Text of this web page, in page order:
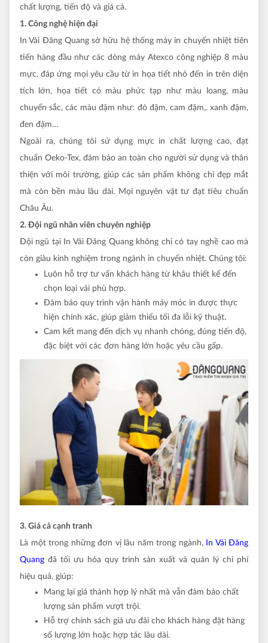
chất lượng, tiến độ và giá cả.
1. Công nghệ hiện đại
In Vải Đăng Quang sở hữu hệ thống máy in chuyển nhiệt tiên
tiến hàng đầu như các dòng máy Atexco công nghiệp 8 màu
mực, đáp ứng mọi yêu cầu từ in họa tiết nhỏ đến in trên diện
tích lớn, họa tiết có màu phức tạp như màu loang, màu
chuyển sắc, các màu đậm như: đỏ đậm, cam đậm,. xanh đậm,
đen đậm…
Ngoài ra, chúng tôi sử dụng mực in chất lượng cao, đạt
chuẩn Oeko-Tex, đảm bảo an toàn cho người sử dụng và thân
thiện với môi trường, giúp các sản phẩm không chỉ đẹp mắt
mà còn bền màu lâu dài. Mọi nguyên vật tư đạt tiêu chuẩn
Châu Âu.
2. Đội ngũ nhân viên chuyên nghiệp
Đội ngũ tại In Vải Đăng Quang không chỉ có tay nghề cao mà
còn giàu kinh nghiệm trong ngành in chuyển nhiệt. Chúng tôi:
Luôn hỗ trợ tư vấn khách hàng từ khâu thiết kế đến
chọn loại vải phù hợp.
Đảm bảo quy trình vận hành máy móc in được thực
hiện chính xác, giúp giảm thiểu tối đa lỗi kỹ thuật.
Cam kết mang đến dịch vụ nhanh chóng, đúng tiến độ,
đặc biệt với các đơn hàng lớn hoặc yêu cầu gấp.
3. Giá cả cạnh tranh
Là một trong những đơn vị lâu năm trong ngành,
In Vải Đăng
Quang đã tối ưu hóa quy trình sản xuất và quản lý chi phí
hiệu quả, giúp:
Mang lại giá thành hợp lý nhất mà vẫn đảm bảo chất
lượng sản phẩm vượt trội.
Hỗ trợ chính sách giá ưu đãi cho khách hàng đặt hàng
số lượng lớn hoặc hợp tác lâu dài.